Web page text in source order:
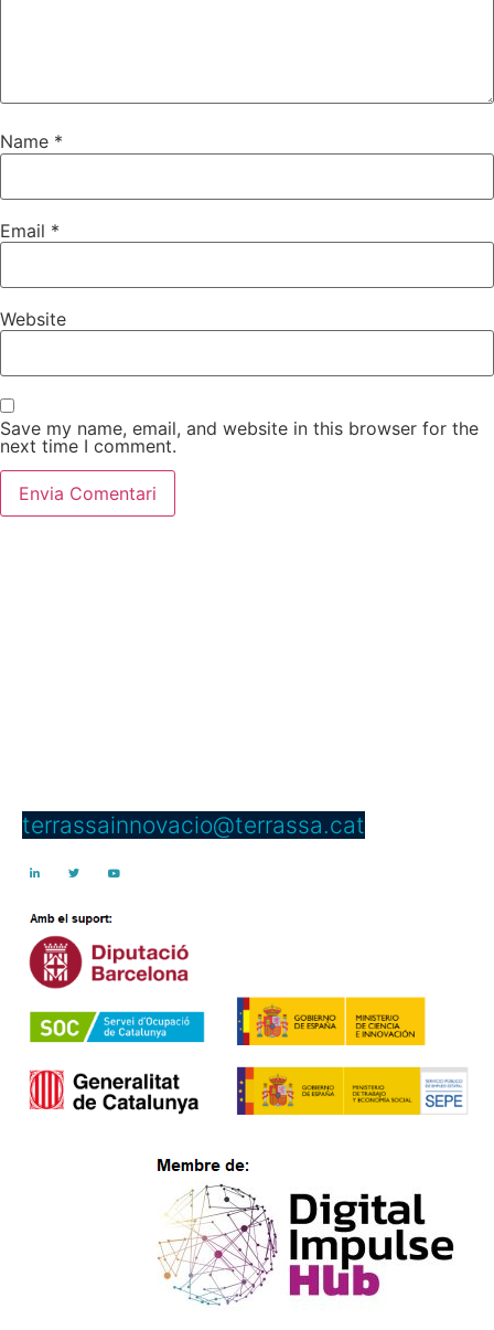
Name *
Email *
Website
Save my name, email, and website in this browser for the
next time I comment.
terrassainnovacio@terrassa.cat